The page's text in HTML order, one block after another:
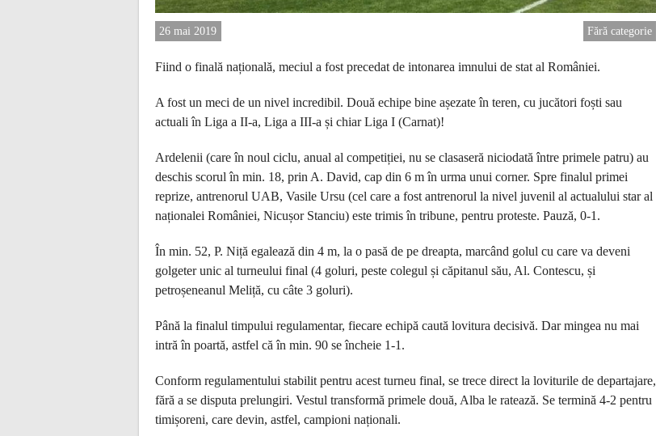
Fără categorie
26 mai 2019
Fiind o finală națională, meciul a fost precedat de intonarea imnului de stat al României.
A fost un meci de un nivel incredibil. Două echipe bine așezate în teren, cu jucători foști sau
actuali în Liga a II-a, Liga a III-a și chiar Liga I (Carnat)!
Ardelenii (care în noul ciclu, anual al competiției, nu se clasaseră niciodată între primele patru) au
deschis scorul în min. 18, prin A. David, cap din 6 m în urma unui corner. Spre finalul primei
reprize, antrenorul UAB, Vasile Ursu (cel care a fost antrenorul la nivel juvenil al actualului star al
naționalei României, Nicușor Stanciu) este trimis în tribune, pentru proteste. Pauză, 0-1.
În min. 52, P. Niță egalează din 4 m, la o pasă de pe dreapta, marcând golul cu care va deveni
golgeter unic al turneului final (4 goluri, peste colegul și căpitanul său, Al. Contescu, și
petroșeneanul Meliță, cu câte 3 goluri).
Până la finalul timpului regulamentar, fiecare echipă caută lovitura decisivă. Dar mingea nu mai
intră în poartă, astfel că în min. 90 se încheie 1-1.
Conform regulamentului stabilit pentru acest turneu final, se trece direct la loviturile de departajare,
fără a se disputa prelungiri. Vestul transformă primele două, Alba le ratează. Se termină 4-2 pentru
timișoreni, care devin, astfel, campioni naționali.